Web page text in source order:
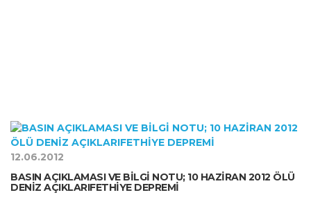
12.06.2012
BASIN AÇIKLAMASI VE BİLGİ NOTU; 10 HAZİRAN 2012 ÖLÜ
DENİZ AÇIKLARIFETHİYE DEPREMİ